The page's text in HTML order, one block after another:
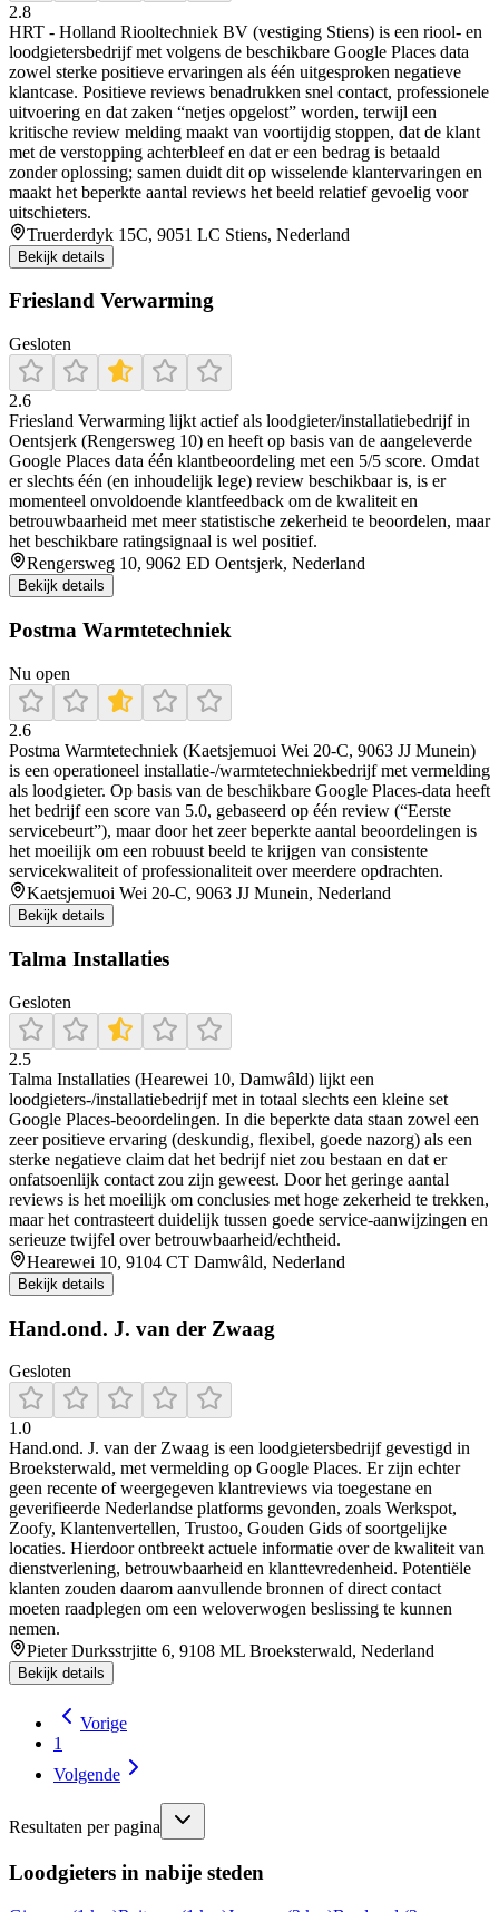
2.8
HRT - Holland Riooltechniek BV (vestiging Stiens) is een riool- en
loodgietersbedrijf met volgens de beschikbare Google Places data
zowel sterke positieve ervaringen als één uitgesproken negatieve
klantcase. Positieve reviews benadrukken snel contact, professionele
uitvoering en dat zaken “netjes opgelost” worden, terwijl een
kritische review melding maakt van voortijdig stoppen, dat de klant
met de verstopping achterbleef en dat er een bedrag is betaald
zonder oplossing; samen duidt dit op wisselende klantervaringen en
maakt het beperkte aantal reviews het beeld relatief gevoelig voor
uitschieters.
Truerderdyk 15C, 9051 LC Stiens, Nederland
Bekijk details
Friesland Verwarming
Gesloten
2.6
Friesland Verwarming lijkt actief als loodgieter/installatiebedrijf in
Oentsjerk (Rengersweg 10) en heeft op basis van de aangeleverde
Google Places data één klantbeoordeling met een 5/5 score. Omdat
er slechts één (en inhoudelijk lege) review beschikbaar is, is er
momenteel onvoldoende klantfeedback om de kwaliteit en
betrouwbaarheid met meer statistische zekerheid te beoordelen, maar
het beschikbare ratingsignaal is wel positief.
Rengersweg 10, 9062 ED Oentsjerk, Nederland
Bekijk details
Postma Warmtetechniek
Nu open
2.6
Postma Warmtetechniek (Kaetsjemuoi Wei 20-C, 9063 JJ Munein)
is een operationeel installatie-/warmtetechniekbedrijf met vermelding
als loodgieter. Op basis van de beschikbare Google Places-data heeft
het bedrijf een score van 5.0, gebaseerd op één review (“Eerste
servicebeurt”), maar door het zeer beperkte aantal beoordelingen is
het moeilijk om een robuust beeld te krijgen van consistente
servicekwaliteit of professionaliteit over meerdere opdrachten.
Kaetsjemuoi Wei 20-C, 9063 JJ Munein, Nederland
Bekijk details
Talma Installaties
Gesloten
2.5
Talma Installaties (Hearewei 10, Damwâld) lijkt een
loodgieters-/installatiebedrijf met in totaal slechts een kleine set
Google Places-beoordelingen. In die beperkte data staan zowel een
zeer positieve ervaring (deskundig, flexibel, goede nazorg) als een
sterke negatieve claim dat het bedrijf niet zou bestaan en dat er
onfatsoenlijk contact zou zijn geweest. Door het geringe aantal
reviews is het moeilijk om conclusies met hoge zekerheid te trekken,
maar het contrasteert duidelijk tussen goede service-aanwijzingen en
serieuze twijfel over betrouwbaarheid/echtheid.
Hearewei 10, 9104 CT Damwâld, Nederland
Bekijk details
Hand.ond. J. van der Zwaag
Gesloten
1.0
Hand.ond. J. van der Zwaag is een loodgietersbedrijf gevestigd in
Broeksterwald, met vermelding op Google Places. Er zijn echter
geen recente of weergegeven klantreviews via toegestane en
geverifieerde Nederlandse platforms gevonden, zoals Werkspot,
Zoofy, Klantenvertellen, Trustoo, Gouden Gids of soortgelijke
locaties. Hierdoor ontbreekt actuele informatie over de kwaliteit van
dienstverlening, betrouwbaarheid en klanttevredenheid. Potentiële
klanten zouden daarom aanvullende bronnen of direct contact
moeten raadplegen om een weloverwogen beslissing te kunnen
nemen.
Pieter Durksstrjitte 6, 9108 ML Broeksterwald, Nederland
Bekijk details
Vorige
1
Volgende
Resultaten per pagina
Loodgieters in nabije steden